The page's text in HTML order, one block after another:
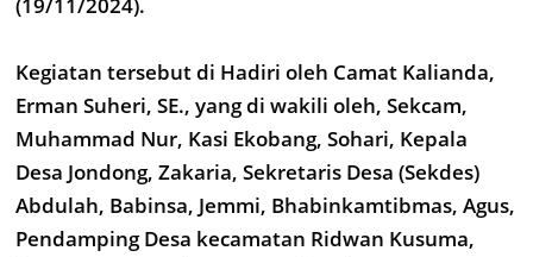
Kegiatan tersebut di Hadiri oleh Camat Kalianda,
Erman Suheri, SE., yang di wakili oleh, Sekcam,
Muhammad Nur, Kasi Ekobang, Sohari, Kepala
Desa Jondong, Zakaria, Sekretaris Desa (Sekdes)
Abdulah, Babinsa, Jemmi, Bhabinkamtibmas, Agus,
Pendamping Desa kecamatan Ridwan Kusuma,